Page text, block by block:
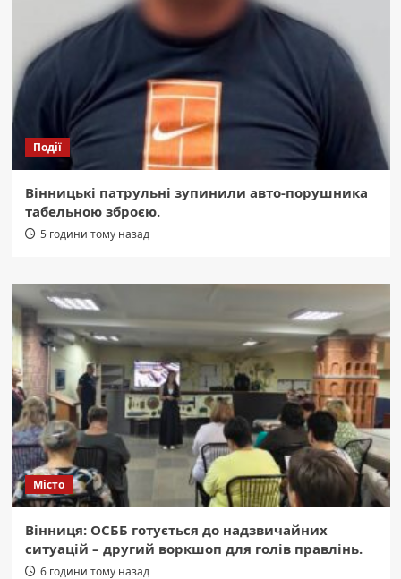
Події
Вінницькі патрульні зупинили авто-порушника
табельною зброєю.
5 години тому назад
Місто
Вінниця: ОСББ готується до надзвичайних
ситуацій – другий воркшоп для голів правлінь.
6 години тому назад